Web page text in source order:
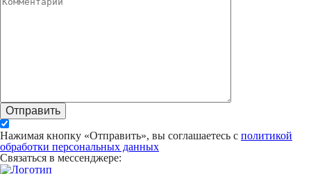
Отправить
Нажимая кнопку «Отправить», вы соглашаетесь с политикой
обработки персональных данных
Связаться в мессенджере: